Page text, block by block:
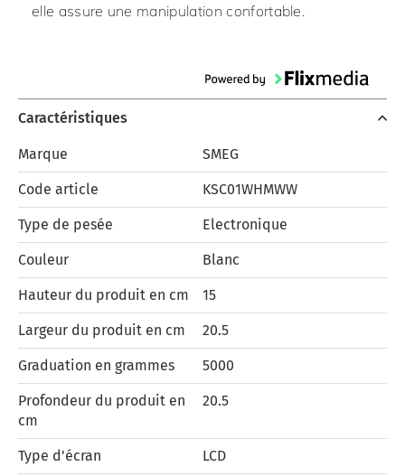
elle assure une manipulation confortable.
Caractéristiques
Marque SMEG
Code article KSC01WHMWW
Type de pesée Electronique
Couleur Blanc
Hauteur du produit en cm 15
Largeur du produit en cm 20.5
Graduation en grammes 5000
Profondeur du produit en
cm
20.5
Type d'écran LCD